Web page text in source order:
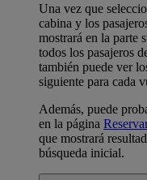
Una vez que
cabina y los
mostrará en la parte
todos los pasajeros
también puede ver
siguiente para cada
Además, puede
en la página
que mostrará
búsqueda inicial.